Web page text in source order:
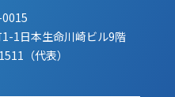
1日本生命川崎ビル9階
（代表）